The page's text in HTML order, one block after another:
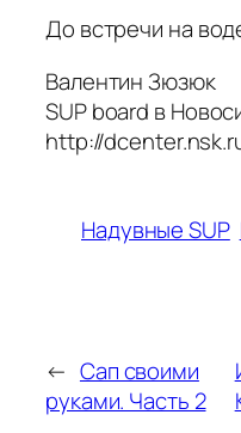
До встречи на
Валентин Зюзюк
SUP board в
http://
Надувные SUP
← Сап своими
руками. Часть 2